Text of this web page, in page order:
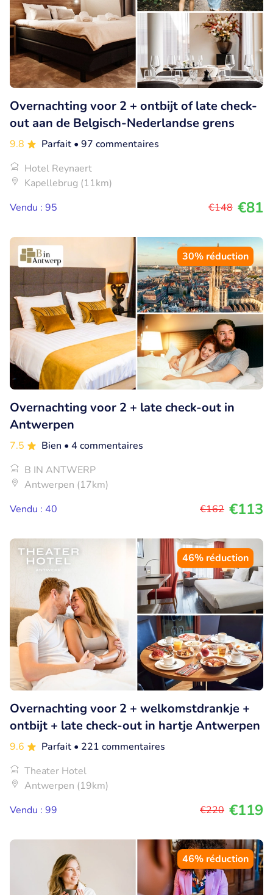
Overnachting voor 2 + ontbijt of late check-
out aan de Belgisch-Nederlandse grens
9.8 Parfait • 97 commentaires
Hotel Reynaert
Kapellebrug (11km)
Vendu : 95
€148 €81
30% réduction
Overnachting voor 2 + late check-out in
Antwerpen
7.5 Bien • 4 commentaires
B IN ANTWERP
Antwerpen (17km)
Vendu : 40
€162 €113
46% réduction
Overnachting voor 2 + welkomstdrankje +
ontbijt + late check-out in hartje Antwerpen
9.6 Parfait • 221 commentaires
Theater Hotel
Antwerpen (19km)
Vendu : 99
€220 €119
46% réduction